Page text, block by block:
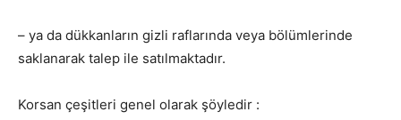
– ya da dükkanların gizli raflarında veya bölümlerinde
saklanarak talep ile satılmaktadır.
Korsan çeşitleri genel olarak şöyledir :